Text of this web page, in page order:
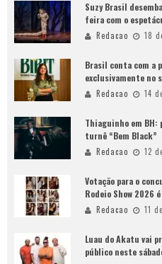
Suzy Brasil
feira com o
Redacao 18
Brasil conta com a
exclusivamente no
Redacao 14
Thiaguinho em BH:
turnê “Bem Black”
Redacao 12
Votação para o
Rodeio Show 2026
Redacao 11
Luau do Akatu vai
público neste